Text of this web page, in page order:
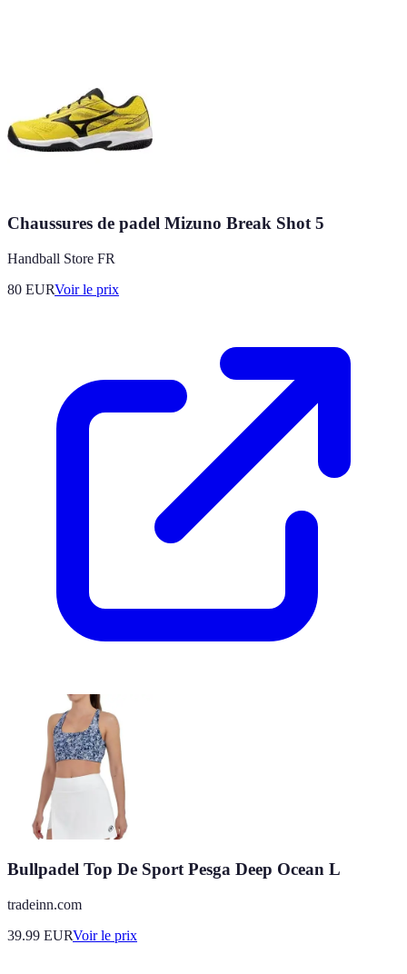
Chaussures de padel Mizuno Break Shot 5
Handball Store FR
80 EURVoir le prix
Bullpadel Top De Sport Pesga Deep Ocean L
tradeinn.com
39.99 EURVoir le prix